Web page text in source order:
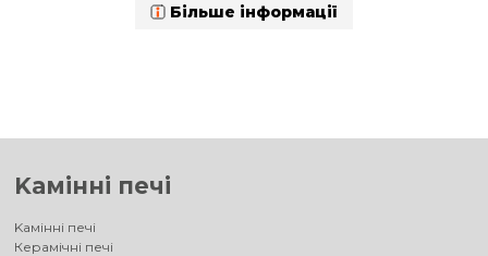
Більше інформації
Kамінні печі
Kамінні печі
Керамічні печі